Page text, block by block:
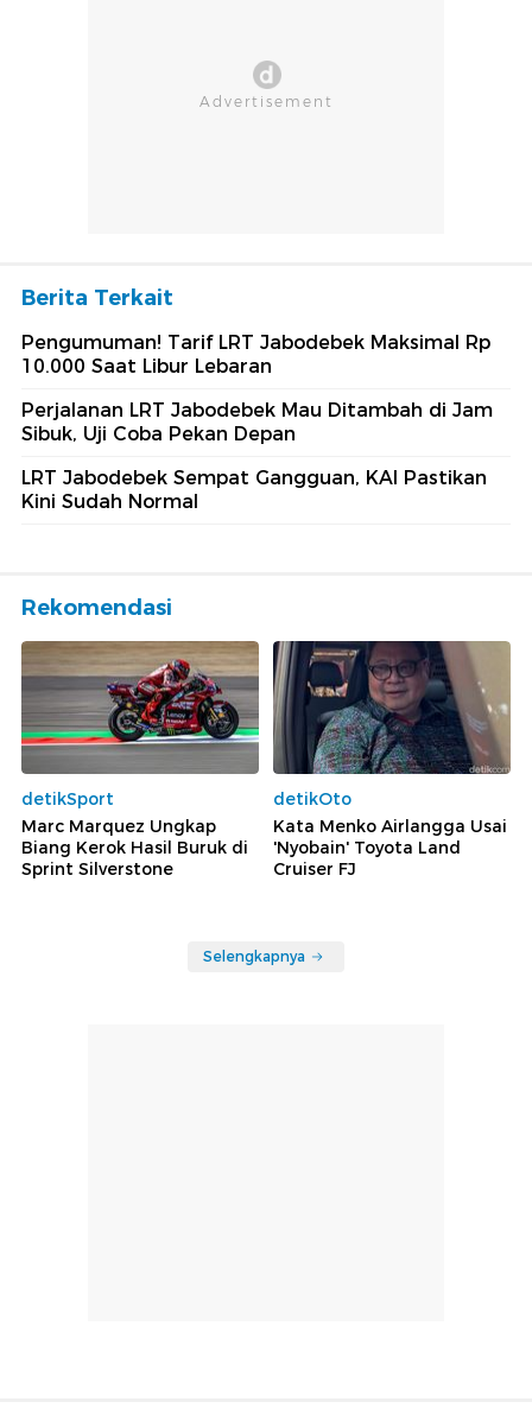
Berita Terkait
Pengumuman! Tarif LRT Jabodebek Maksimal Rp
10.000 Saat Libur Lebaran
Perjalanan LRT Jabodebek Mau Ditambah di Jam
Sibuk, Uji Coba Pekan Depan
LRT Jabodebek Sempat Gangguan, KAI Pastikan
Kini Sudah Normal
Rekomendasi
detikSport
Marc Marquez Ungkap
Biang Kerok Hasil Buruk di
Sprint Silverstone
detikOto
Kata Menko Airlangga Usai
'Nyobain' Toyota Land
Cruiser FJ
Selengkapnya